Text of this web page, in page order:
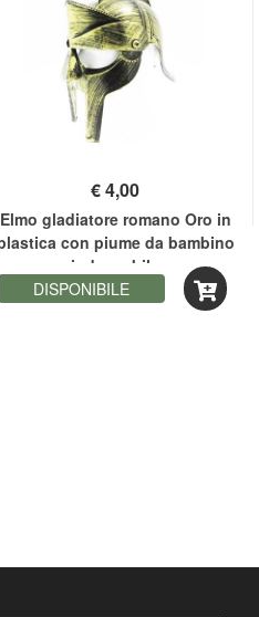
€4,00
Elmo gladiatore romano Oro in
con piume da bambino
indossabile
DISPONIBILE